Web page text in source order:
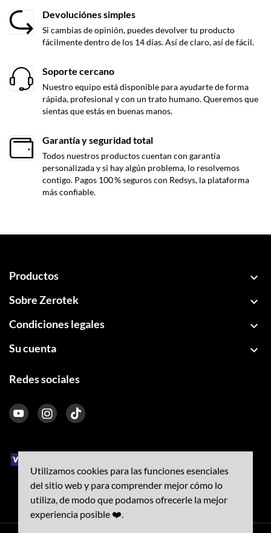
Utilizamos cookies para las funciones esenciales
del sitio web y para comprender mejor cómo lo
utiliza, de modo que podamos ofrecerle la mejor
experiencia posible ❤️.
Devoluciónes simples
Si cambias de opinión, puedes devolver tu producto
fácilmente dentro de los 14 días. Así de claro, así de fácil.
Soporte cercano
Nuestro equipo está disponible para ayudarte de forma
rápida, profesional y con un trato humano. Queremos que
sientas que estás en buenas manos.
Garantía y seguridad total
Todos nuestros productos cuentan con garantía
personalizada y si hay algún problema, lo resolvemos
contigo. Pagos 100 % seguros con Redsys, la plataforma
más confiable.
Productos 
Sobre Zerotek 
Condiciones legales 
Su cuenta 
Redes sociales